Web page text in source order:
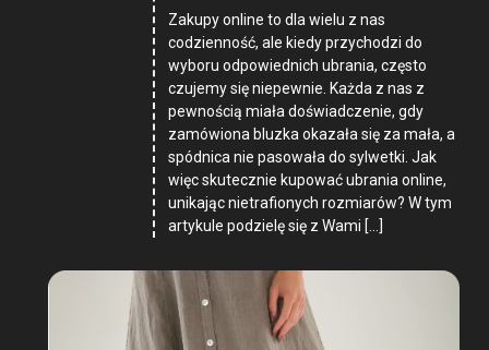
Zakupy online to dla wielu z nas
codzienność, ale kiedy przychodzi do
wyboru odpowiednich ubrania, często
czujemy się niepewnie. Każda z nas z
pewnością miała doświadczenie, gdy
zamówiona bluzka okazała się za mała, a
spódnica nie pasowała do sylwetki. Jak
więc skutecznie kupować ubrania online,
unikając nietrafionych rozmiarów? W tym
artykule podzielę się z Wami […]